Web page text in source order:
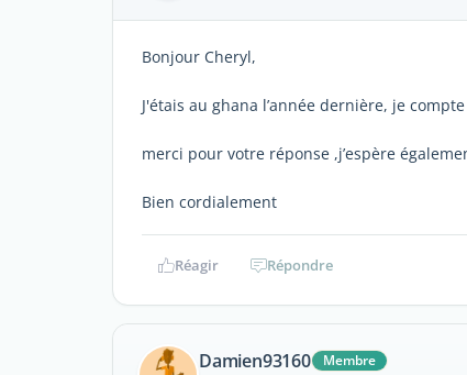
Bonjour Cheryl,
J'étais au ghana l’année dernière, je
merci pour votre réponse ,j’espère
Bien cordialement
Réagir Répondre
Damien93160
Membre